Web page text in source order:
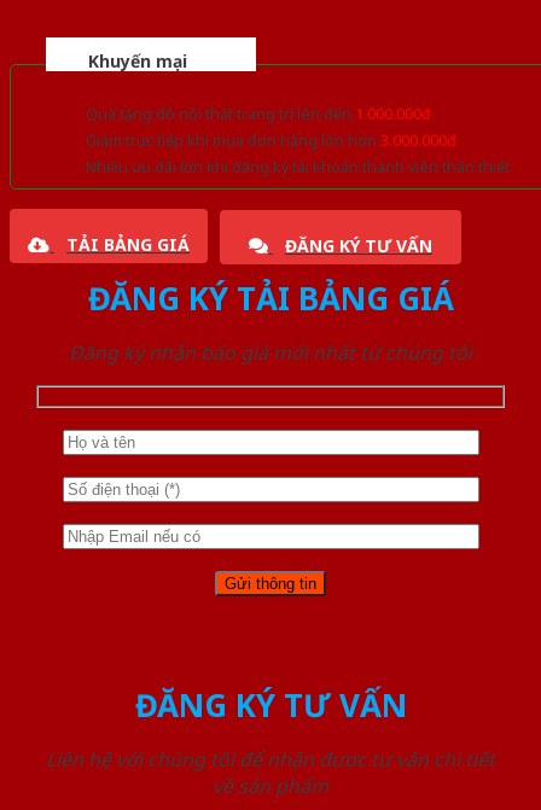
Khuyến mại
Quà tặng đồ nội thất trang trí lên đến 1.000.000đ
Giảm trực tiếp khi mua đơn hàng lớn hơn 3.000.000đ
Nhiều ưu đãi lớn khi đăng ký tài khoản thành viên thân thiết
TẢI BẢNG GIÁ ĐĂNG KÝ TƯ VẤN
ĐĂNG KÝ TẢI BẢNG GIÁ
Đăng ký nhận báo giá mới nhất từ chúng tôi
ĐĂNG KÝ TƯ VẤN
Liên hệ với chúng tôi để nhận được tư vấn chi tiết
về sản phẩm